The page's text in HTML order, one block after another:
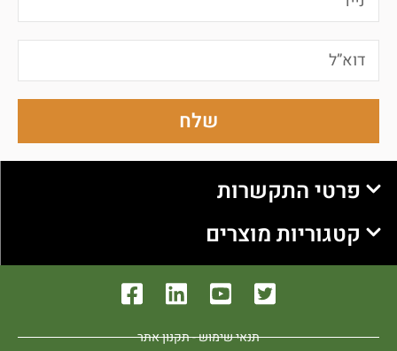
שלח
פרטי התקשרות
קטגוריות מוצרים
תנאי שימוש - תקנון אתר